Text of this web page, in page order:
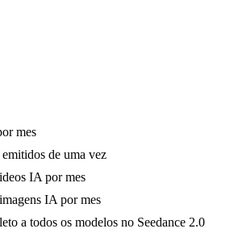
mes
de uma vez
IA por mes
IA por mes
a todos os modelos no Seedance 2.0